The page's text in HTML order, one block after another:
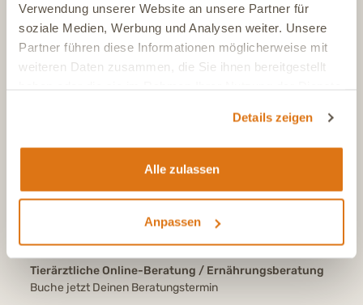
Verwendung unserer Website an unsere Partner für
soziale Medien, Werbung und Analysen weiter. Unsere
Partner führen diese Informationen möglicherweise mit
weiteren Daten zusammen, die Sie ihnen bereitgestellt
Details zeigen
Alle zulassen
Anpassen
Tel.:+49 (0)6504 7433510
Aus dem deutschen Festnetz, Mo-Fr, 7-17 Uhr
Tel.:+43 (0)720 883 773
E-Mail
info@dasgesundetier.de
Kontaktformular / Produktberatung
Antworten auf häufige Fragen
Tierärztliche Online-Beratung / Ernährungsberatung
Buche jetzt Deinen Beratungstermin